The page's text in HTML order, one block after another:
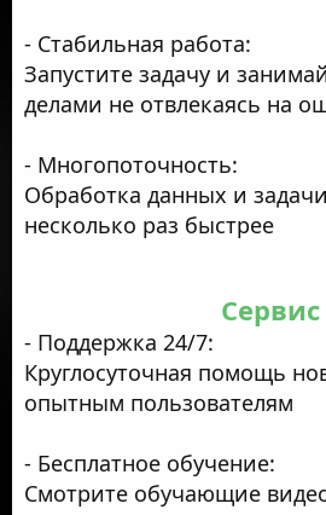
- Стабильная работа:
Запустите задачу и
делами не отвлекаясь на
- Многопоточность:
Обработка данных и
несколько раз быстрее
Сервис
- Поддержка 24/7:
Круглосуточная помощь
опытным пользователям
- Бесплатное обучение:
Смотрите обучающие